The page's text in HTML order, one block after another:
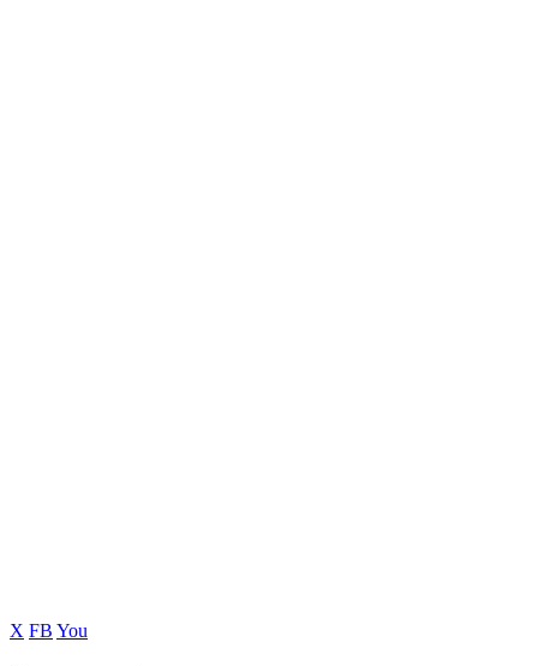
Х FB You